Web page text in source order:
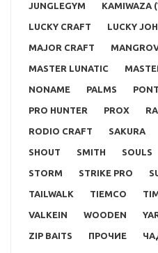
JUNGLEGYM KAMIWAZA
LUCKY CRAFT LUCKY
MAJOR CRAFT
MASTER LUNATIC
NONAME PALMS
PRO HUNTER PROX
RODIO CRAFT SAKURA
SHOUT SMITH SOULS
STORM STRIKE PRO
TAILWALK TIEMCO
VALKEIN WOODEN
ZIP BAITS ПРОЧИЕ